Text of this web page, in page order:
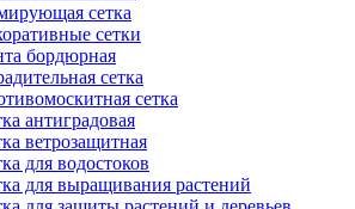
сетка
сетки
бордюрная
сетка
сетка
антиградовая
ветрозащитная
для водостоков
для выращивания растений